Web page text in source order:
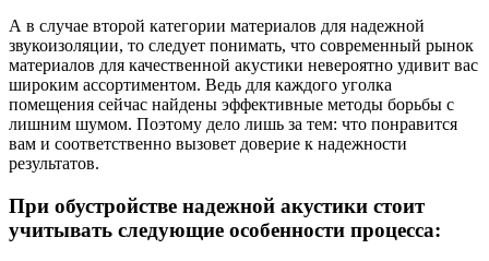
А в случае второй категории материалов для надежной
звукоизоляции, то следует понимать, что современный рынок
материалов для качественной акустики невероятно удивит вас
широким ассортиментом. Ведь для каждого уголка
помещения сейчас найдены эффективные методы борьбы с
лишним шумом. Поэтому дело лишь за тем: что понравится
вам и соответственно вызовет доверие к надежности
результатов.
При обустройстве надежной акустики стоит
учитывать следующие особенности процесса: